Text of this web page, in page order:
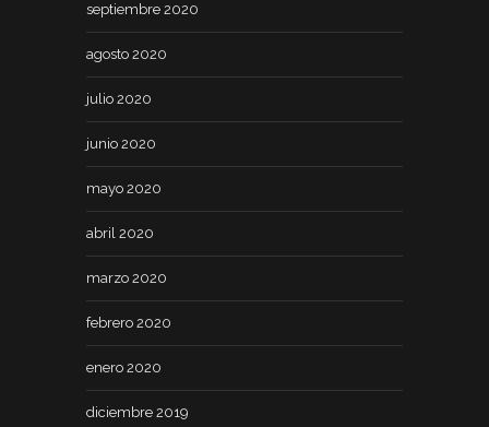
septiembre 2020
agosto 2020
julio 2020
junio 2020
mayo 2020
abril 2020
marzo 2020
febrero 2020
enero 2020
diciembre 2019